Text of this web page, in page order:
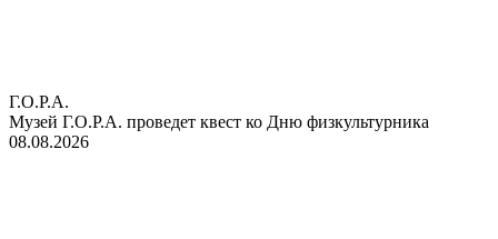
Г.О.Р.А.
Музей Г.О.Р.А. проведет квест ко Дню физкультурника
08.08.2026